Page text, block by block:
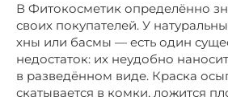
В Фитокосметик определённо
своих покупателей. У
хны или басмы — есть один
недостаток: их неудобно
в разведённом виде. Краска
скатывается в комки, ложится